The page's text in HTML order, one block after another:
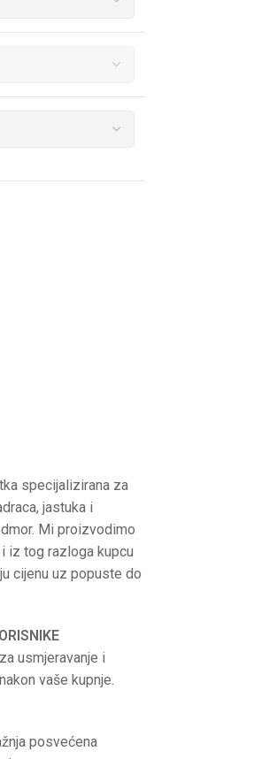
specijalizirana za
jastuka i
Mi proizvodimo
iz tog razloga kupcu
cijenu uz popuste do
usmjeravanje i
vaše kupnje.
posvećena